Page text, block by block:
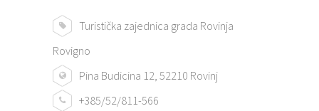
Turistička zajednica grada Rovinja
Rovigno
Pina Budicina 12, 52210 Rovinj
+385/52/811-566